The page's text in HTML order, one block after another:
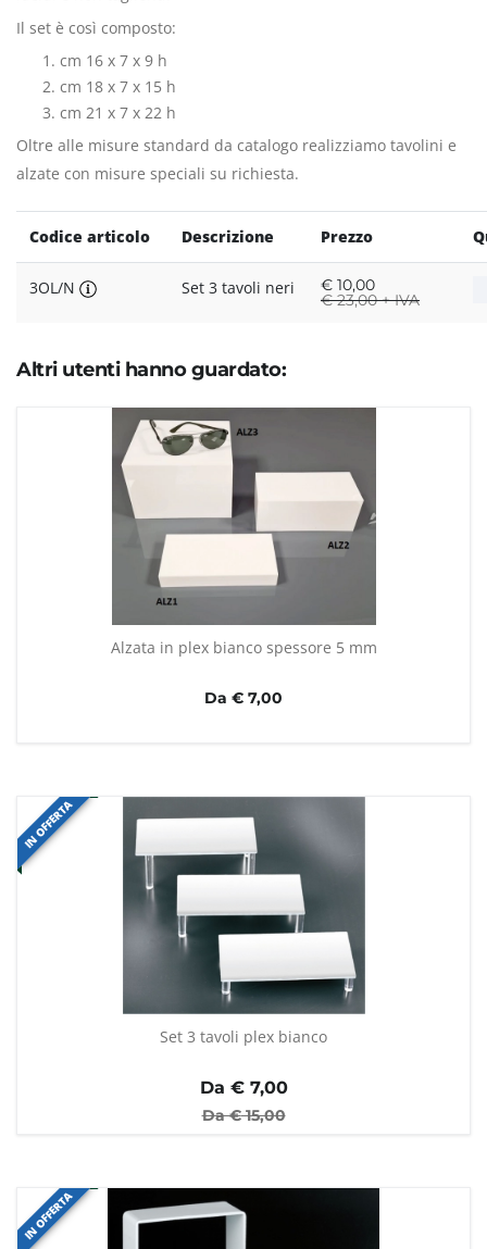
Il set è così composto:
cm 16 x 7 x 9 h
cm 18 x 7 x 15 h
cm 21 x 7 x 22 h
Oltre alle misure standard da catalogo realizziamo tavolini e
alzate con misure speciali su richiesta.
Codice articolo Descrizione Prezzo
3OL/N Set 3 tavoli neri € 10,00
€23,00 + IVA
Altri utenti hanno guardato:
Alzata in plex bianco spessore 5 mm
Da € 7,00
IN OFFERTA
Set 3 tavoli plex bianco
Da €7,00
Da €15,00
IN OFFERTA